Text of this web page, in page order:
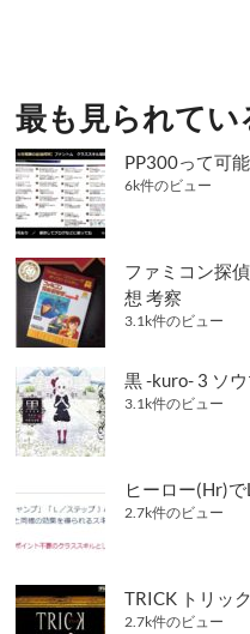
ー
シ
ョ
ン
最も見られてい
PP300って可
6k件のビュー
ファミコン探
想 考察
3.1k件のビュー
黒 -kuro- 3 ソ
3.1k件のビュー
ヒーロー(Hr)
2.7k件のビュー
TRICK トリッ
2.7k件のビュー